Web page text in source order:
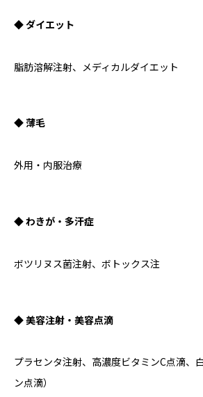
◆ ダイエット
脂肪溶解注射、メディカルダイエット
◆ 薄毛
外用・内服治療
◆ わきが・多汗症
ボツリヌス菌注射、ボトックス注
◆ 美容注射・美容点滴
プラセンタ注射、高濃度ビタミンC点滴、
ン点滴）